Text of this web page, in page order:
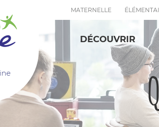
MATERNELLE
DÉCOUVRIR